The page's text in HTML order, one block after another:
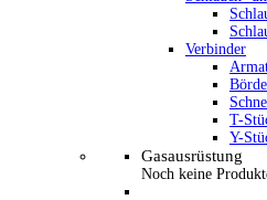
Verbinder
T-
Y-
Gasausrüstung
Noch keine